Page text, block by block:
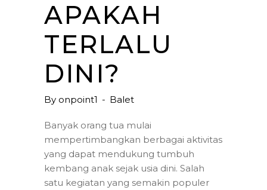
APAKAH
TERLALU
DINI?
By onpoint1 Balet
Banyak orang tua mulai
mempertimbangkan berbagai aktivitas
yang dapat mendukung tumbuh
kembang anak sejak usia dini. Salah
satu kegiatan yang semakin populer